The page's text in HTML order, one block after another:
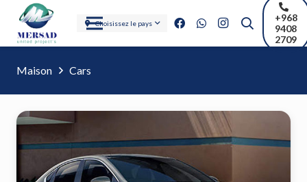
Choisissez le pays
+968
9408
2709
Maison Cars